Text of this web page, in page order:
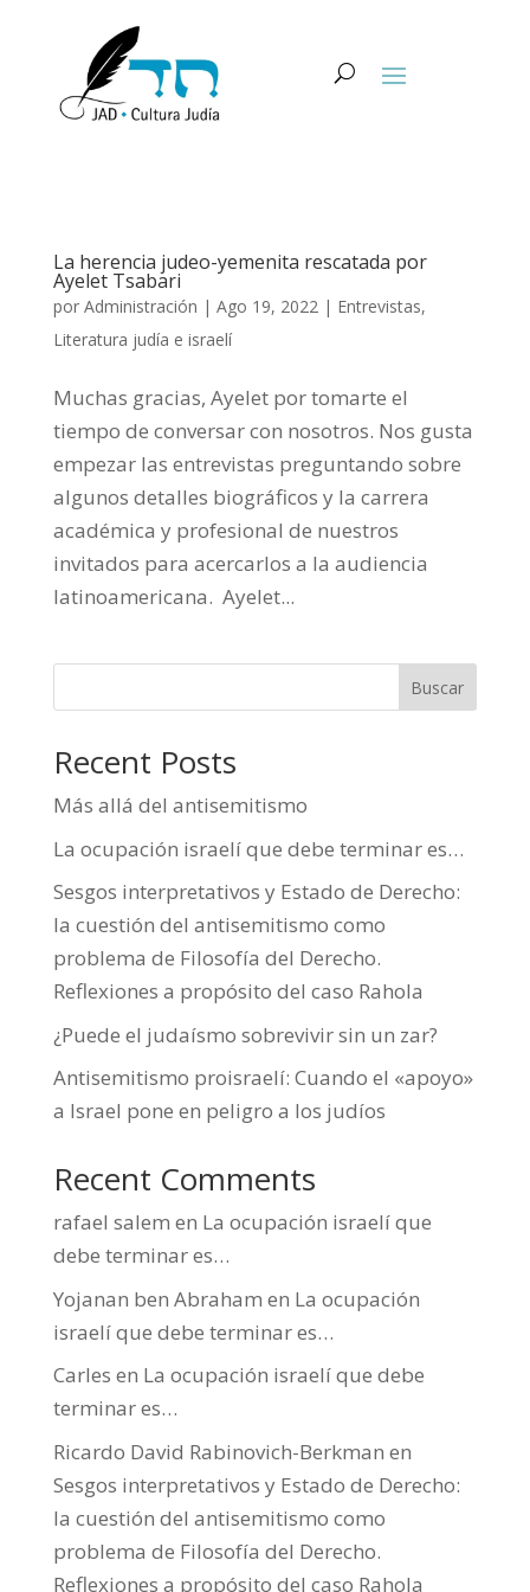
La herencia judeo-yemenita rescatada por
Ayelet Tsabari
por Administración | Ago 19, 2022| Entrevistas,
Literatura judía e israelí
Muchas gracias, Ayelet por tomarte el
tiempo de conversar con nosotros. Nos gusta
empezar las entrevistas preguntando sobre
algunos detalles biográficos y la carrera
académica y profesional de nuestros
invitados para acercarlos a la audiencia
latinoamericana. Ayelet...
Buscar
Recent Posts
Más allá del antisemitismo
La ocupación israelí que debe terminar es…
Sesgos interpretativos y Estado de Derecho:
la cuestión del antisemitismo como
problema de Filosofía del Derecho.
Reflexiones a propósito del caso Rahola
¿Puede el judaísmo sobrevivir sin un zar?
Antisemitismo proisraelí: Cuando el «apoyo»
a Israel pone en peligro a los judíos
Recent Comments
rafael salem en La ocupación israelí que
debe terminar es…
Yojanan ben Abraham en La ocupación
israelí que debe terminar es…
Carles en La ocupación israelí que debe
terminar es…
Ricardo David Rabinovich-Berkman en
Sesgos interpretativos y Estado de Derecho:
la cuestión del antisemitismo como
problema de Filosofía del Derecho.
Reflexiones a propósito del caso Rahola